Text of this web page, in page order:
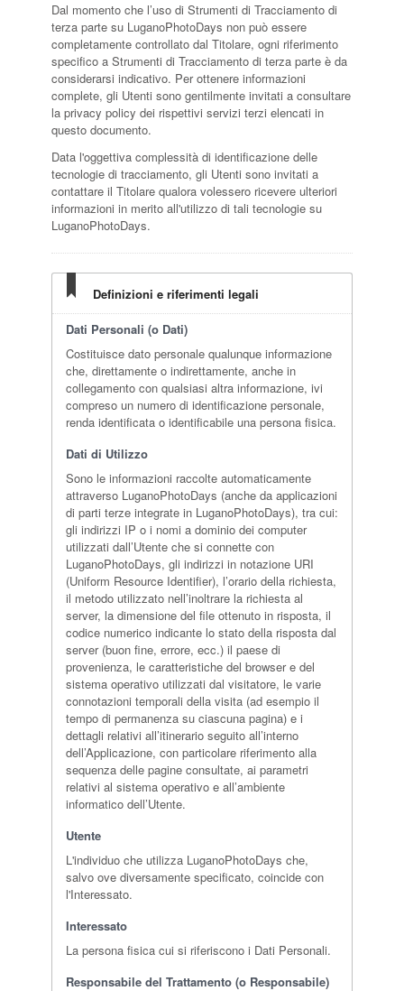
Dal momento che l’uso di Strumenti di Tracciamento di
terza parte su LuganoPhotoDays non può essere
completamente controllato dal Titolare, ogni riferimento
specifico a Strumenti di Tracciamento di terza parte è da
considerarsi indicativo. Per ottenere informazioni
complete, gli Utenti sono gentilmente invitati a consultare
la privacy policy dei rispettivi servizi terzi elencati in
questo documento.
Data l'oggettiva complessità di identificazione delle
tecnologie di tracciamento, gli Utenti sono invitati a
contattare il Titolare qualora volessero ricevere ulteriori
informazioni in merito all'utilizzo di tali tecnologie su
LuganoPhotoDays.
Definizioni e riferimenti legali
Dati Personali (o Dati)
Costituisce dato personale qualunque informazione
che, direttamente o indirettamente, anche in
collegamento con qualsiasi altra informazione, ivi
compreso un numero di identificazione personale,
renda identificata o identificabile una persona fisica.
Dati di Utilizzo
Sono le informazioni raccolte automaticamente
attraverso LuganoPhotoDays (anche da applicazioni
di parti terze integrate in LuganoPhotoDays), tra cui:
gli indirizzi IP o i nomi a dominio dei computer
utilizzati dall’Utente che si connette con
LuganoPhotoDays, gli indirizzi in notazione URI
(Uniform Resource Identifier), l’orario della richiesta,
il metodo utilizzato nell’inoltrare la richiesta al
server, la dimensione del file ottenuto in risposta, il
codice numerico indicante lo stato della risposta dal
server (buon fine, errore, ecc.) il paese di
provenienza, le caratteristiche del browser e del
sistema operativo utilizzati dal visitatore, le varie
connotazioni temporali della visita (ad esempio il
tempo di permanenza su ciascuna pagina) e i
dettagli relativi all’itinerario seguito all’interno
dell’Applicazione, con particolare riferimento alla
sequenza delle pagine consultate, ai parametri
relativi al sistema operativo e all’ambiente
informatico dell’Utente.
Utente
L'individuo che utilizza LuganoPhotoDays che,
salvo ove diversamente specificato, coincide con
l'Interessato.
Interessato
La persona fisica cui si riferiscono i Dati Personali.
Responsabile del Trattamento (o Responsabile)